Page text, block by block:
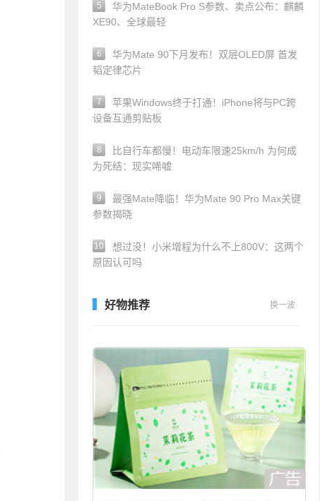
5
华为MateBook Pro S参数、卖点公布：麒麟
XE90、全球最轻
6
华为Mate 90下月发布！双层OLED屏 首发
韬定律芯片
7
苹果Windows终于打通！iPhone将与PC跨
设备互通剪贴板
8
比自行车都慢！电动车限速25km/h 为何成
为死结：现实唏嘘
9
最强Mate降临！华为Mate 90 Pro Max关键
参数揭晓
10
想过没！小米增程为什么不上800V：这两个
原因认可吗
好物推荐 换一波